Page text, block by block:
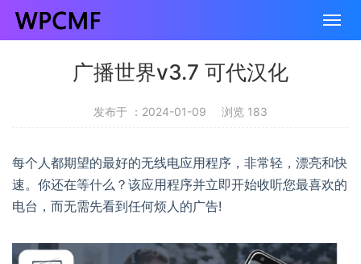
广播世界v3.7 可代汉化
发布于 ：2024-01-09 浏览 183
每个人都期望的最好的无线电应用程序，非常轻，漂亮和快
速。你还在等什么？该应用程序并立即开始收听您最喜欢的
电台，而无需先看到任何烦人的广告!